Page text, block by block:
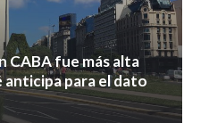
CABA fue más alta
anticipa para el dato